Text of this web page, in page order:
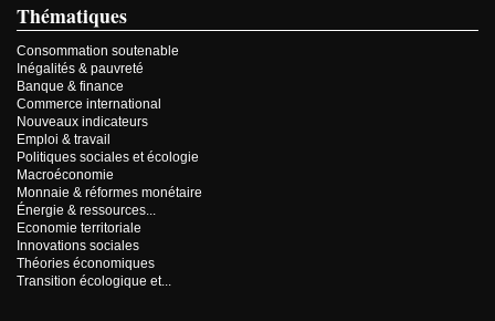
Thématiques
Consommation soutenable
Inégalités & pauvreté
Banque & finance
Commerce international
Nouveaux indicateurs
Emploi & travail
Politiques sociales et écologie
Macroéconomie
Monnaie & réformes monétaire
Énergie & ressources...
Economie territoriale
Innovations sociales
Théories économiques
Transition écologique et...